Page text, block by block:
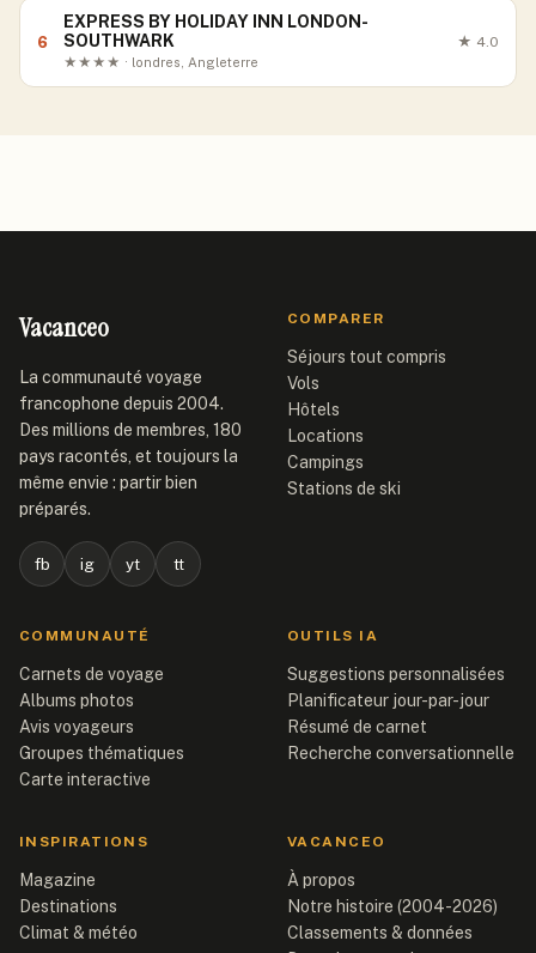
6
EXPRESS BY HOLIDAY INN LONDON-
SOUTHWARK
★★★★ · londres, Angleterre
★ 4.0
Vacanceo
La communauté voyage
francophone depuis 2004.
Des millions de membres, 180
pays racontés, et toujours la
même envie : partir bien
préparés.
fb ig yt tt
COMPARER
Séjours tout compris
Vols
Hôtels
Locations
Campings
Stations de ski
COMMUNAUTÉ
Carnets de voyage
Albums photos
Avis voyageurs
Groupes thématiques
Carte interactive
OUTILS IA
Suggestions personnalisées
Planificateur jour-par-jour
Résumé de carnet
Recherche conversationnelle
INSPIRATIONS
Magazine
Destinations
Climat & météo
VACANCEO
À propos
Notre histoire (2004-2026)
Classements & données